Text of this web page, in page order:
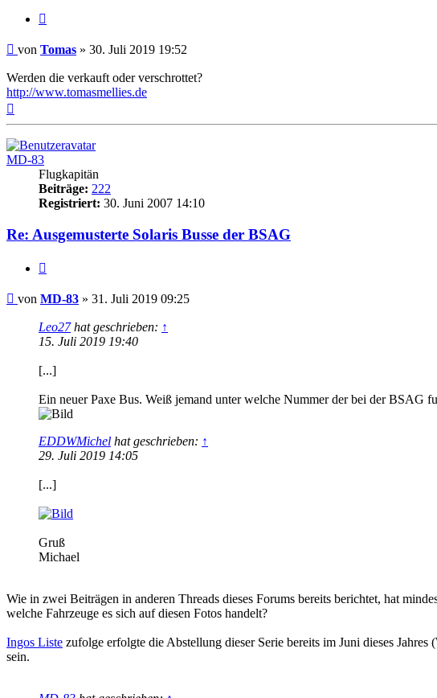
Ungelesener
von Tomas » 30. Juli 2019 19:52
Werden die verkauft oder verschrottet?
http://www.tomasmellies.de
MD-83
Flugkapitän
Beiträge: 222
Registriert: 30. Juni 2007 14:10
Re: Ausgemusterte Solaris Busse der BSAG
Ungelesener
von MD-83 » 31. Juli 2019 09:25
Leo27hat geschrieben: ↑
15. Juli 2019 19:40
[...]
Ein neuer Paxe Bus. Weiß jemand unter welche Nummer der bei der BSAG
EDDWMichel hat geschrieben: ↑
29. Juli 2019 14:05
[...]
Gruß
Michael
Wie in zwei Beiträgen in anderen Threads dieses Forums bereits berichtet, hat
welche Fahrzeuge es sich auf diesen Fotos handelt?
Ingos Liste zufolge erfolgte die Abstellung dieser Serie bereits im Juni dieses
sein.